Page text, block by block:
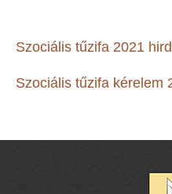
Szociális tűzifa 2021
Szociális tűzifa kérelem